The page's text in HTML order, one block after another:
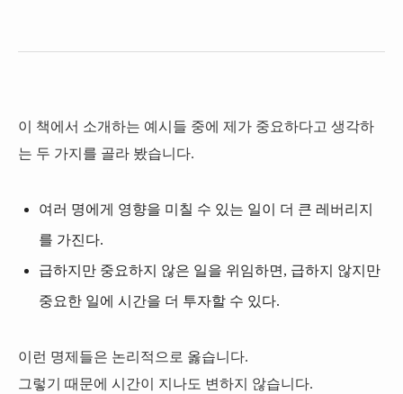
이 책에서 소개하는 예시들 중에 제가 중요하다고 생각하
는 두 가지를 골라 봤습니다.
여러 명에게 영향을 미칠 수 있는 일이 더 큰 레버리지
를 가진다.
급하지만 중요하지 않은 일을 위임하면, 급하지 않지만
중요한 일에 시간을 더 투자할 수 있다.
이런 명제들은 논리적으로 옳습니다.
그렇기 때문에 시간이 지나도 변하지 않습니다.